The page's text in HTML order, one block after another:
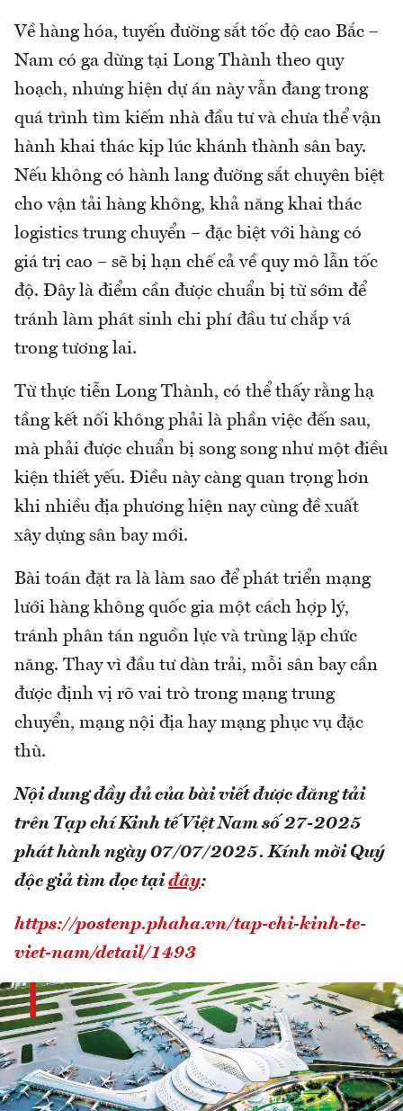
Về hàng hóa, tuyến đường sắt tốc độ cao Bắc –
Nam có ga dừng tại Long Thành theo quy
hoạch, nhưng hiện dự án này vẫn đang trong
quá trình tìm kiếm nhà đầu tư và chưa thể vận
hành khai thác kịp lúc khánh thành sân bay.
Nếu không có hành lang đường sắt chuyên biệt
cho vận tải hàng không, khả năng khai thác
logistics trung chuyển – đặc biệt với hàng có
giá trị cao – sẽ bị hạn chế cả về quy mô lẫn tốc
độ. Đây là điểm cần được chuẩn bị từ sớm để
tránh làm phát sinh chi phí đầu tư chắp vá
trong tương lai.
Từ thực tiễn Long Thành, có thể thấy rằng hạ
tầng kết nối không phải là phần việc đến sau,
mà phải được chuẩn bị song song như một điều
kiện thiết yếu. Điều này càng quan trọng hơn
khi nhiều địa phương hiện nay cùng đề xuất
xây dựng sân bay mới.
Bài toán đặt ra là làm sao để phát triển mạng
lưới hàng không quốc gia một cách hợp lý,
tránh phân tán nguồn lực và trùng lặp chức
năng. Thay vì đầu tư dàn trải, mỗi sân bay cần
được định vị rõ vai trò trong mạng trung
chuyển, mạng nội địa hay mạng phục vụ đặc
thù.
Nội dung đầy đủ của bài viết được đăng tải
trên Tạp chí Kinh tế Việt Nam số 27-2025
phát hành ngày 07/07/2025. Kính mời Quý
độc giả tìm đọc tại đây:
https://postenp.phaha.vn/tap-chi-kinh-te-
viet-nam/detail/1493